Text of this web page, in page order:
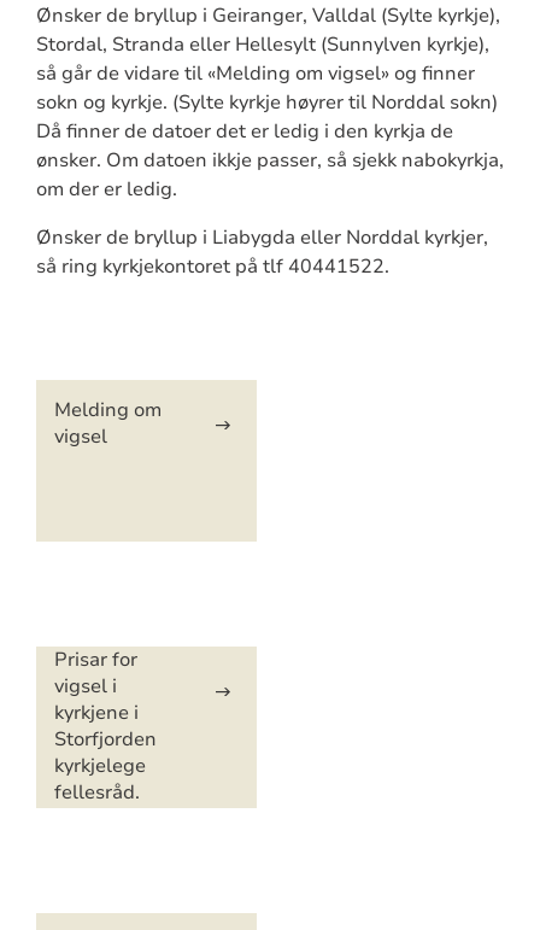
Ønsker de bryllup i Geiranger, Valldal (Sylte kyrkje),
Stordal, Stranda eller Hellesylt (Sunnylven kyrkje),
så går de vidare til «Melding om vigsel» og finner
sokn og kyrkje. (Sylte kyrkje høyrer til Norddal sokn)
Då finner de datoer det er ledig i den kyrkja de
ønsker. Om datoen ikkje passer, så sjekk nabokyrkja,
om der er ledig.
Ønsker de bryllup i Liabygda eller Norddal kyrkjer,
så ring kyrkjekontoret på tlf 40441522.
Artikkelsnarveger
Melding om
vigsel
Artikkelsnarveger
Prisar for
vigsel i
kyrkjene i
Storfjorden
kyrkjelege
fellesråd.